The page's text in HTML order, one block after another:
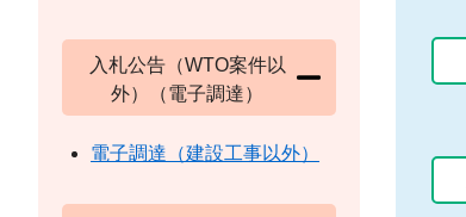
入札公告（WTO案件以
外）（電子調達）
電子調達（建設工事以外）